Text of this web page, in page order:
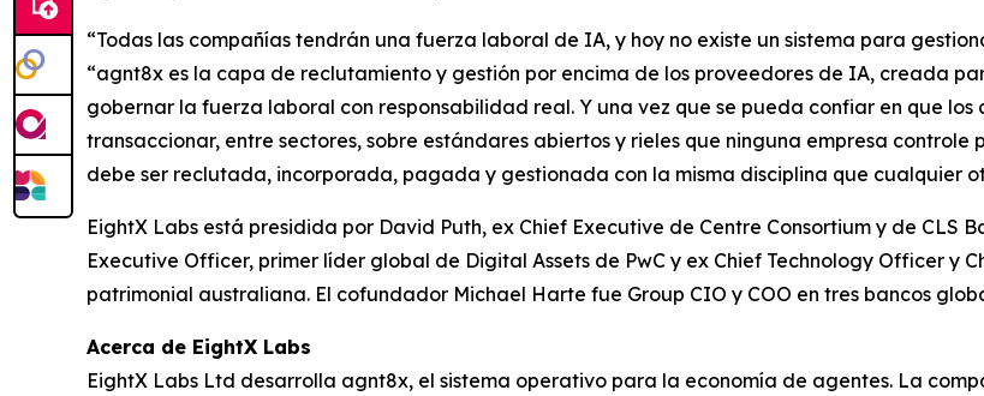
“Todas las compañías tendrán una fuerza laboral de IA, y hoy no existe un sistema para
“agnt8x es la capa de reclutamiento y gestión por encima de los proveedores de IA, creada
gobernar la fuerza laboral con responsabilidad real. Y una vez que se pueda confiar en que
transaccionar, entre sectores, sobre estándares abiertos y rieles que ninguna empresa controle
debe ser reclutada, incorporada, pagada y gestionada con la misma disciplina que cualquier
EightX Labs está presidida por David Puth, ex Chief Executive de Centre Consortium y de CLS
Executive Officer, primer líder global de Digital Assets de PwC y ex Chief Technology Officer
patrimonial australiana. El cofundador Michael Harte fue Group CIO y COO en tres bancos
Acerca de EightX Labs
EightX Labs Ltd desarrolla agnt8x, el sistema operativo para la economía de agentes. La